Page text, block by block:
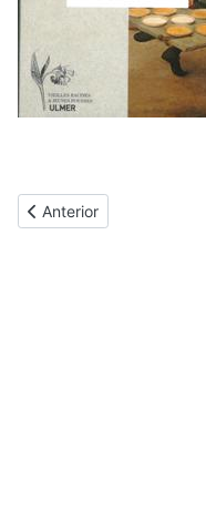
Artigo anterior:
Anterior